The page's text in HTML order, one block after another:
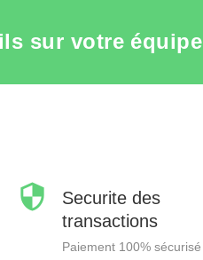
sur votre
Securite des
transactions
Paiement 100% sécurisé